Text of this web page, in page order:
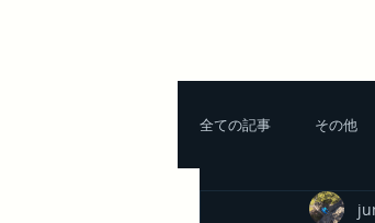
全ての記事 その他
北アルプスの山